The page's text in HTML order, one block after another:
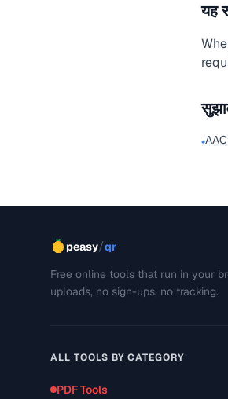
यह
•AAC
peasy/qr
Free online tools that run in your
uploads, no sign-ups, no tracking.
ALL TOOLS BY CATEGORY
PDF Tools